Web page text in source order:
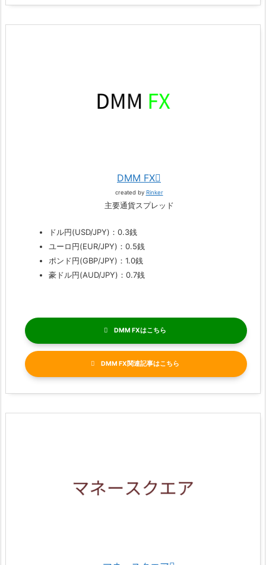
DMM FX
created by Rinker
主要通貨スプレッド
ドル円(USD/JPY)：0.3銭
ユーロ円(EUR/JPY)：0.5銭
ポンド円(GBP/JPY)：1.0銭
豪ドル円(AUD/JPY)：0.7銭
DMM FX
DMM FX関連記事